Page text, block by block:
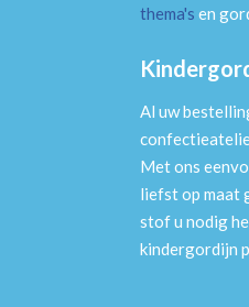
thema's en
Al uw
Met ons
liefst op maat
stof u nodig
kindergordijn